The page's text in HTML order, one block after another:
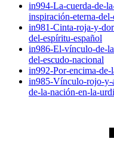
in994-La-cuerda-de-
inspiración-eterna-
in981-Cinta-roja-y-
del-espíritu-español
in986-El-vínculo-de-
del-escudo-nacional
in992-Por-encima-de-
in985-Vínculo-rojo-y-
de-la-nación-en-la-